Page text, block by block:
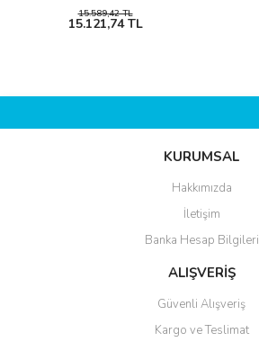
15.589,42 TL
15.121,74 TL
KURUMSAL
Hakkımızda
İletişim
Banka Hesap Bilgileri
ALIŞVERİŞ
Güvenli Alışveriş
Kargo ve Teslimat